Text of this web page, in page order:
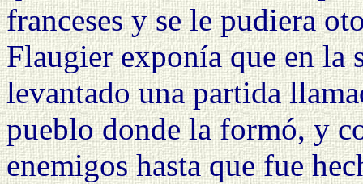
franceses y se le pudiera
Flaugier exponía que en la
levantado una partida
pueblo donde la formó, y
enemigos hasta que fue